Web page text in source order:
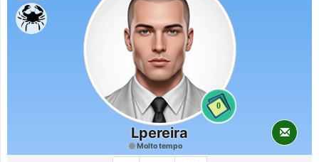
0
Lpereira
Molto tempo